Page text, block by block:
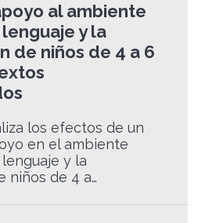
al ambiente
y la
de niños de 4 a 6
los efectos de un
en el ambiente
y la
niños de 4 a…